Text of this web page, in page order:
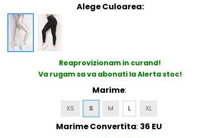
Alege Culoarea:
Reaprovizionam in curand!
Va rugam sa va abonati la Alerta stoc!
Marime:
XS S M L XL
Marime Convertita: 36 EU